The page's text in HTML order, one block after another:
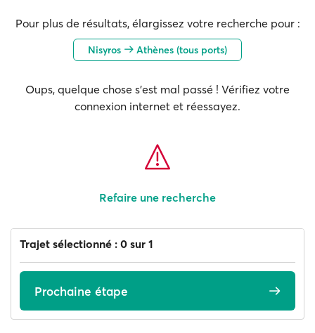
Pour plus de résultats, élargissez votre recherche pour :
Nisyros Athènes (tous ports)
Oups, quelque chose s'est mal passé ! Vérifiez votre
connexion internet et réessayez.
Refaire une recherche
Trajet sélectionné : 0 sur 1
Prochaine étape